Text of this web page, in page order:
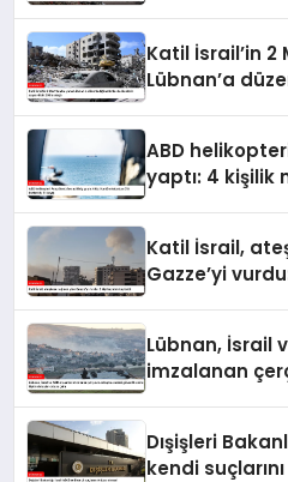
Katil İsrail’in
Lübnan’a
ABD
yaptı: 4 kişilik
Katil İsrail,
Gazze’yi
Lübnan, İsrail
imzalanan
Dışişleri
kendi